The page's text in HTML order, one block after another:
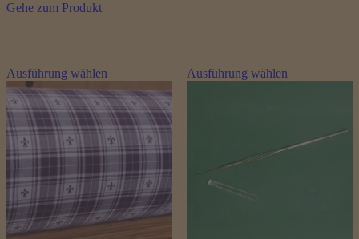
Gehe zum Produkt
Ausführung wählenProdukt
weist
mehrere
Varianten
auf.
Die
können
auf
der
Produktseite
Ausführung wählenProdukt
Die